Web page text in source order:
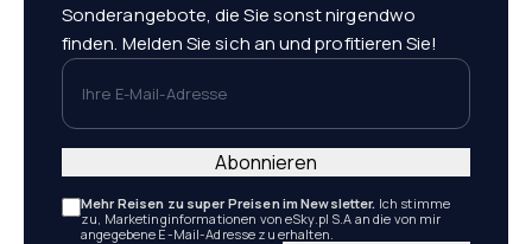
Sonderangebote, die Sie sonst nirgendwo
finden. Melden Sie sich an und profitieren Sie!
Ihre E-Mail-Adresse
Mehr Reisen zu super Preisen im Newsletter. Ich stimme
zu, Marketinginformationen von eSky.pl S.A an die von mir
angegebene E-Mail-Adresse zu erhalten.
Abonnieren